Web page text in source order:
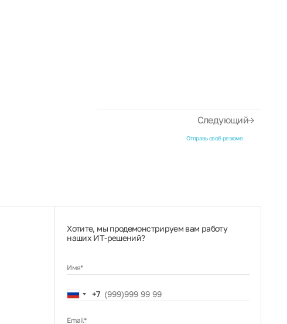
Следующий
Отправь своё резюме
Хотите, мы продемонстрируем вам работу
наших ИТ‑решений?
Имя*
Russia
+7
Email*